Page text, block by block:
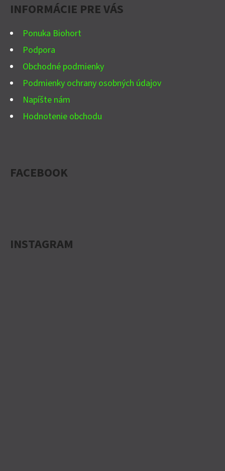
INFORMÁCIE PRE VÁS
Ponuka Biohort
Podpora
Obchodné podmienky
Podmienky ochrany osobných údajov
Napíšte nám
Hodnotenie obchodu
FACEBOOK
INSTAGRAM